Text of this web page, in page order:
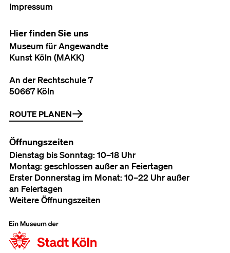
Impressum
Hier finden Sie uns
Museum für Angewandte
Kunst Köln (MAKK)
An der Rechtschule 7
50667 Köln
ROUTE PLANEN
Öffnungszeiten
Dienstag bis Sonntag: 10–18 Uhr
Montag: geschlossen außer an Feiertagen
Erster Donnerstag im Monat: 10–22 Uhr außer
an Feiertagen
Weitere Öffnungszeiten